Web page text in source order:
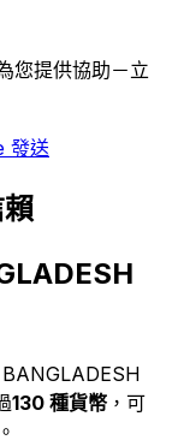
您提供協助－立
發送
130 種貨幣 ，可